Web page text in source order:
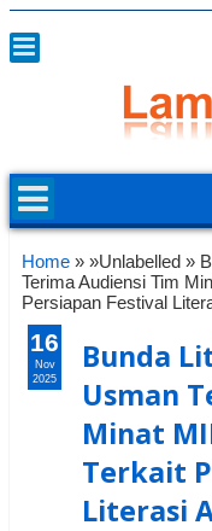
Home » »Unlabelled »
Terima Audiensi Tim
Persiapan Festival
Bunda
Usman
Minat
Terkait
Literasi
16
Nov
2025